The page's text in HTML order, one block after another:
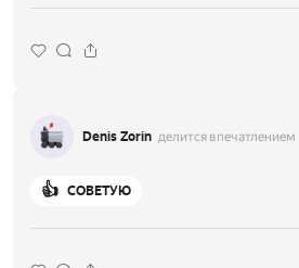
Denis Zorin делится впечатлением
👍 СОВЕТУЮ